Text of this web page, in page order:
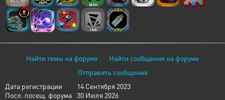
Найти темы на форуме
Найти сообщения на форуме
Отправить сообщение
Дата регистрации
14 Сентября 2023
Посл. посещ. форума 30 Июля 2026